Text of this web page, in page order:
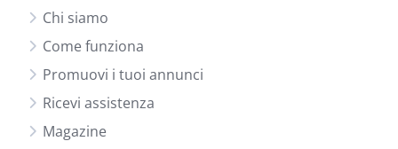
Chi siamo
Come funziona
Promuovi i tuoi annunci
Ricevi assistenza
Magazine